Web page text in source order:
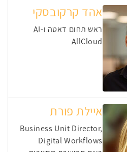
אהד קרקובסקי
ראש תחום דאטה ו-AI
AllCloud
איילת פורת
Business Unit Director,
Digital Workflows